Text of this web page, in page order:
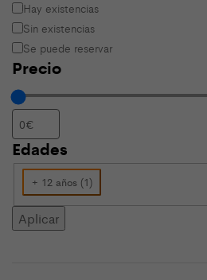
Estado
Hay existencias
Sin existencias
Se puede reservar
Precio
Edades
Edades
+ 12 años (1)
Aplicar